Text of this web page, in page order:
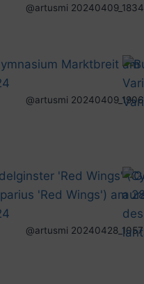
@artusmi 20240409_1834
@artusmi 20240409_1906
@artusmi 20240428_1057